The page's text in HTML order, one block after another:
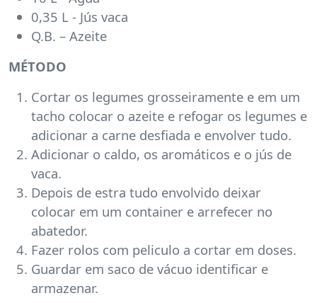
0,35 L - Jús vaca
Q.B. – Azeite
MÉTODO
Cortar os legumes grosseiramente e em um
tacho colocar o azeite e refogar os legumes e
adicionar a carne desfiada e envolver tudo.
Adicionar o caldo, os aromáticos e o jús de
vaca.
Depois de estra tudo envolvido deixar
colocar em um container e arrefecer no
abatedor.
Fazer rolos com peliculo a cortar em doses.
Guardar em saco de vácuo identificar e
armazenar.